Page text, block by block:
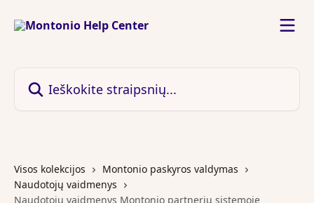
Visos kolekcijos
Montonio paskyros valdymas
Naudotojų vaidmenys
Naudotojų vaidmenys Montonio partnerių sistemoje